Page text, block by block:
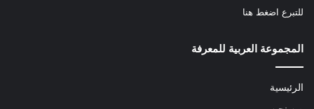
للتبرع اضغط هنا
المجموعة العربية للمعرفة
الرئيسية